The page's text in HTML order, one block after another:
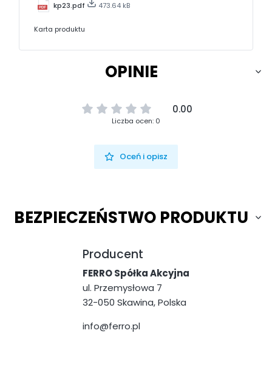
kp23.pdf 473.64 kB
Karta produktu
OPINIE
0.00
Liczba ocen: 0
Oceń i opisz
BEZPIECZEŃSTWO PRODUKTU
Producent
FERRO Spółka Akcyjna
ul. Przemysłowa 7
32-050 Skawina, Polska
info@ferro.pl